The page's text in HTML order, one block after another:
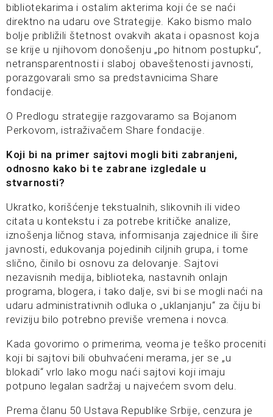
bibliotekarima i ostalim akterima koji će se naći
direktno na udaru ove Strategije. Kako bismo malo
bolje približili štetnost ovakvih akata i opasnost koja
se krije u njihovom donošenju „po hitnom postupku“,
netransparentnosti i slaboj obaveštenosti javnosti,
porazgovarali smo sa predstavnicima Share
fondacije.
O Predlogu strategije razgovaramo sa Bojanom
Perkovom, istraživačem Share fondacije.
Koji bi na primer sajtovi mogli biti zabranjeni,
odnosno kako bi te zabrane izgledale u
stvarnosti?
Ukratko, korišćenje tekstualnih, slikovnih ili video
citata u kontekstu i za potrebe kritičke analize,
iznošenja ličnog stava, informisanja zajednice ili šire
javnosti, edukovanja pojedinih ciljnih grupa, i tome
slično, činilo bi osnovu za delovanje. Sajtovi
nezavisnih medija, biblioteka, nastavnih onlajn
programa, blogera, i tako dalje, svi bi se mogli naći na
udaru administrativnih odluka o „uklanjanju“ za čiju bi
reviziju bilo potrebno previše vremena i novca.
Kada govorimo o primerima, veoma je teško proceniti
koji bi sajtovi bili obuhvaćeni merama, jer se „u
blokadi“ vrlo lako mogu naći sajtovi koji imaju
potpuno legalan sadržaj u najvećem svom delu.
Prema članu 50 Ustava Republike Srbije, cenzura je